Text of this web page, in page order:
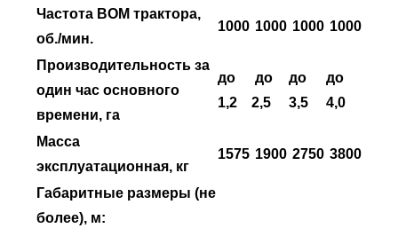
Частота ВОМ трактора,
об./мин.
1000 1000 1000 1000
Производительность за
один час основного
времени, га
до
1,2
до
2,5
до
3,5
до
4,0
Масса
эксплуатационная, кг
1575 1900 2750 3800
Габаритные размеры (не
более), м: